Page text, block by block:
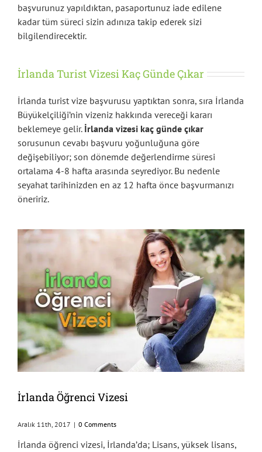
başvurunuz yapıldıktan, pasaportunuz iade edilene
kadar tüm süreci sizin adınıza takip ederek sizi
bilgilendirecektir.
İrlanda Turist Vizesi Kaç Günde Çıkar
İrlanda turist vize başvurusu yaptıktan sonra, sıra İrlanda
Büyükelçiliği’nin vizeniz hakkında vereceği kararı
beklemeye gelir. İrlanda vizesi kaç günde çıkar
sorusunun cevabı başvuru yoğunluğuna göre
değişebiliyor; son dönemde değerlendirme süresi
ortalama 4-8 hafta arasında seyrediyor. Bu nedenle
seyahat tarihinizden en az 12 hafta önce başvurmanızı
öneririz.
İrlanda Öğrenci Vizesi
Aralık 11th, 2017 | 0 Comments
İrlanda öğrenci vizesi, İrlanda’da; Lisans, yüksek lisans,